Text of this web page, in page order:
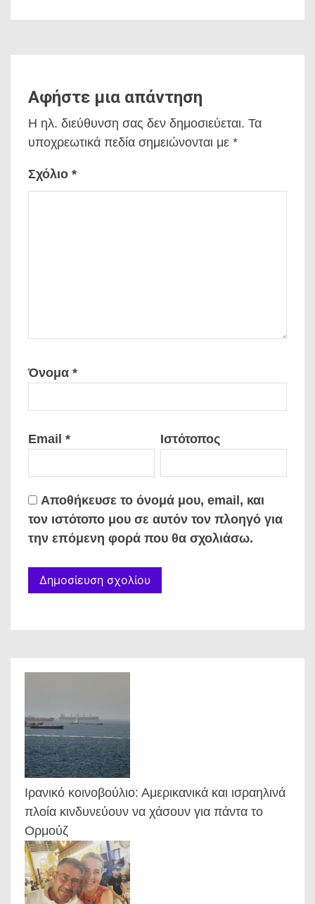
Αφήστε μια απάντηση
Η ηλ. διεύθυνση σας δεν δημοσιεύεται. Τα
υποχρεωτικά πεδία σημειώνονται με *
Σχόλιο *
Όνομα *
Email * Ιστότοπος
Αποθήκευσε το όνομά μου, email, και
τον ιστότοπο μου σε αυτόν τον πλοηγό για
την επόμενη φορά που θα σχολιάσω.
Ιρανικό κοινοβούλιο: Αμερικανικά και ισραηλινά
πλοία κινδυνεύουν να χάσουν για πάντα το
Ορμούζ